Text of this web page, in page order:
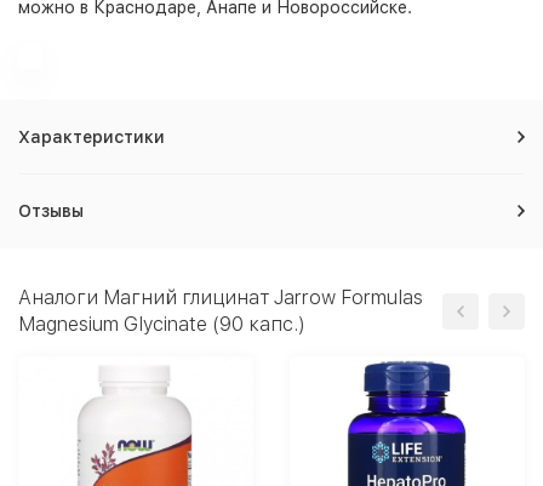
можно в Краснодаре, Анапе и Новороссийске.
Характеристики
Отзывы
Аналоги Магний глицинат Jarrow Formulas
Magnesium Glycinate (90 капс.)